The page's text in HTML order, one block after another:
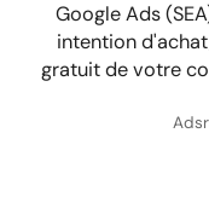
Google Ads
intention
gratuit de votre